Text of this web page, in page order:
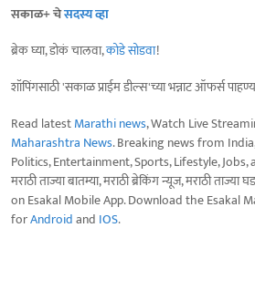
सकाळ+ चेसदस्य व्हा
ब्रेक घ्या, डोकं चालवा,कोडे सोडवा!
शॉपिंगसाठी 'सकाळ प्राईम डील्स'च्या भन्नाट ऑफर्स
Read latestMarathi news, Watch Live
Maharashtra News. Breaking news from
Politics, Entertainment, Sports, Lifestyle,
मराठी ताज्या बातम्या, मराठी ब्रेकिंग न्यूज, मराठी
on Esakal Mobile App. Download the Esakal
forAndroidand IOS.